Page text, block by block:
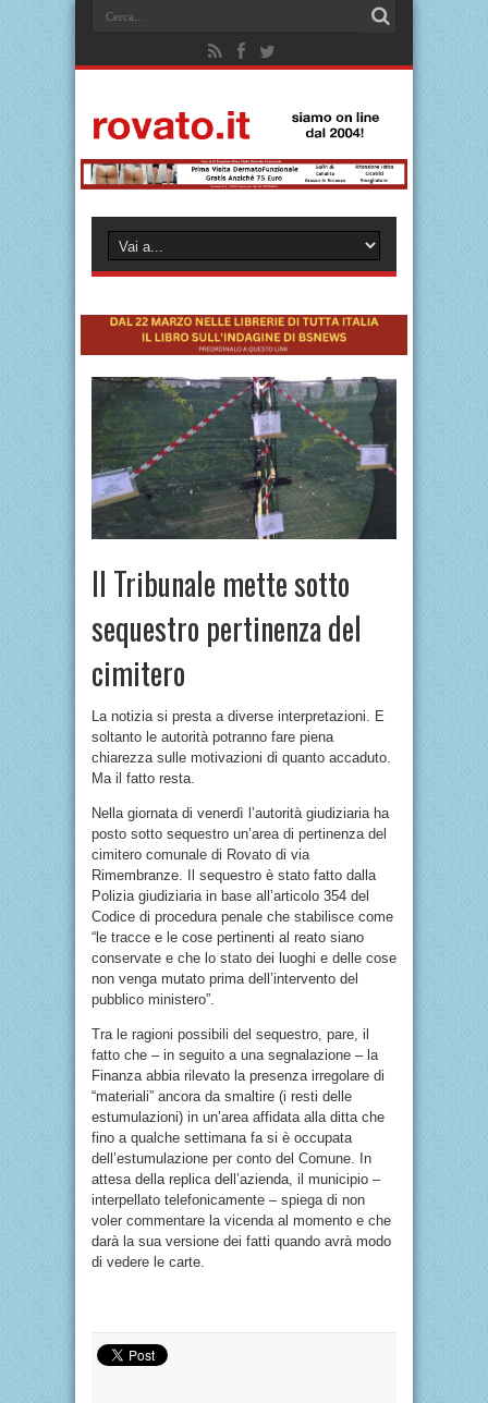
Il Tribunale mette sotto
sequestro pertinenza del
cimitero
La notizia si presta a diverse interpretazioni. E
soltanto le autorità potranno fare piena
chiarezza sulle motivazioni di quanto accaduto.
Ma il fatto resta.
Nella giornata di venerdì l’autorità giudiziaria ha
posto sotto sequestro un’area di pertinenza del
cimitero comunale di Rovato di via
Rimembranze. Il sequestro è stato fatto dalla
Polizia giudiziaria in base all’articolo 354 del
Codice di procedura penale che stabilisce come
“le tracce e le cose pertinenti al reato siano
conservate e che lo stato dei luoghi e delle cose
non venga mutato prima dell’intervento del
pubblico ministero”.
Tra le ragioni possibili del sequestro, pare, il
fatto che – in seguito a una segnalazione – la
Finanza abbia rilevato la presenza irregolare di
“materiali” ancora da smaltire (i resti delle
estumulazioni) in un’area affidata alla ditta che
fino a qualche settimana fa si è occupata
dell’estumulazione per conto del Comune. In
attesa della replica dell’azienda, il municipio –
interpellato telefonicamente – spiega di non
voler commentare la vicenda al momento e che
darà la sua versione dei fatti quando avrà modo
di vedere le carte.